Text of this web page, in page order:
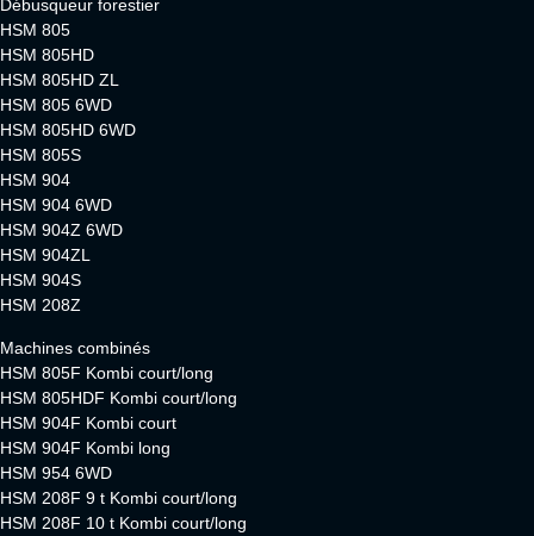
Débusqueur forestier
HSM 805
HSM 805HD
HSM 805HD ZL
HSM 805 6WD
HSM 805HD 6WD
HSM 805S
HSM 904
HSM 904 6WD
HSM 904Z 6WD
HSM 904ZL
HSM 904S
HSM 208Z
Machines combinés
HSM 805F Kombi court/long
HSM 805HDF Kombi court/long
HSM 904F Kombi court
HSM 904F Kombi long
HSM 954 6WD
HSM 208F 9 t Kombi court/long
HSM 208F 10 t Kombi court/long